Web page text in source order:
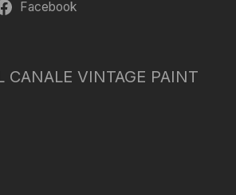
Facebook
CANALE VINTAGE PAINT